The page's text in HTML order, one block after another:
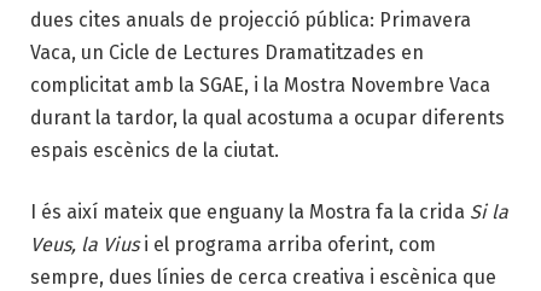
dues cites anuals de projecció pública: Primavera
Vaca, un Cicle de Lectures Dramatitzades en
complicitat amb la SGAE, i la Mostra Novembre Vaca
durant la tardor, la qual acostuma a ocupar diferents
espais escènics de la ciutat.
I és així mateix que enguany la Mostra fa la crida Si la
Veus, la Viusi el programa arriba oferint, com
sempre, dues línies de cerca creativa i escènica que